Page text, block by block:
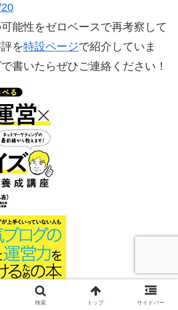
能性をゼロベースで再考察して
を特設ページで紹介していま
書いたらぜひご連絡ください！
ログ運営×集客×マネタイズ 人気
検索 トップ サイドバー